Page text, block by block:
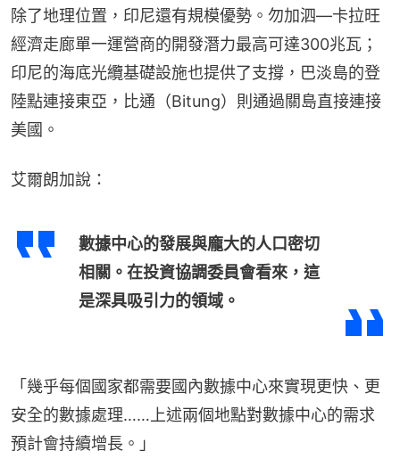
除了地理位置，印尼還有規模優勢。勿加泗—卡拉旺
經濟走廊單一運營商的開發潛力最高可達300兆瓦；
印尼的海底光纜基礎設施也提供了支撐，巴淡島的登
陸點連接東亞，比通（Bitung）則通過關島直接連接
美國。
艾爾朗加說：
數據中心的發展與龐大的人口密切
相關。在投資協調委員會看來，這
是深具吸引力的領域。
「幾乎每個國家都需要國內數據中心來實現更快、更
安全的數據處理……上述兩個地點對數據中心的需求
預計會持續增長。」